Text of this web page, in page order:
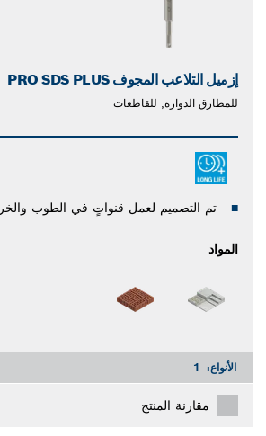
إزميل التلاعب المجوف PRO SDS PLUS
للمطارق الدوارة, للقاطعات
تم التصميم لعمل قنواتٍ في الطوب
المواد
الأنواع: 1
مقارنة المنتج